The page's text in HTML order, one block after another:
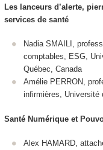
Les lanceurs d’alerte,
services de santé
Nadia SMAILI,
comptables, ESG,
Québec, Canada
Amélie PERRON,
infirmières, Université
Santé Numérique et
Alex HAMARD,